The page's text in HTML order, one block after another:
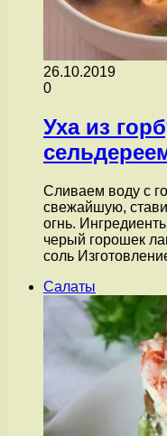
26.10.2019
0
Уха из
Сливаем воду с
свежайшую,
огнь.
черый горошек
соль
Салаты